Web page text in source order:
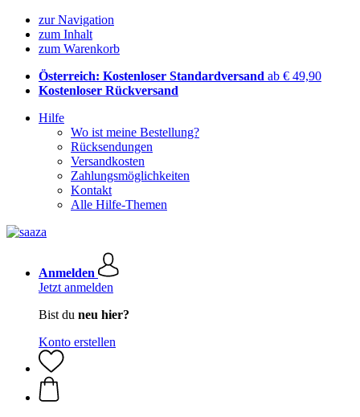
zur Navigation
zum Inhalt
zum Warenkorb
Österreich: Kostenloser Standardversand ab € 49,90
Kostenloser Rückversand
Hilfe
Wo ist meine Bestellung?
Rücksendungen
Versandkosten
Zahlungsmöglichkeiten
Kontakt
Alle Hilfe-Themen
Anmelden
Jetzt anmelden
Bist du neu hier?
Konto erstellen